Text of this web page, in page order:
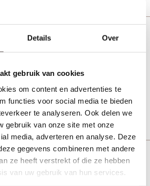
Details Over
gebruik van cookies
om content en advertenties te
functies voor social media te bieden
te analyseren. Ook delen we
gebruik van onze site met onze
media, adverteren en analyse. Deze
gegevens combineren met andere
ze heeft verstrekt of die ze hebben
van uw gebruik van hun services.
WK044 zonder glas
Vanaf € 575,-
Bekijk
WK044 Blank